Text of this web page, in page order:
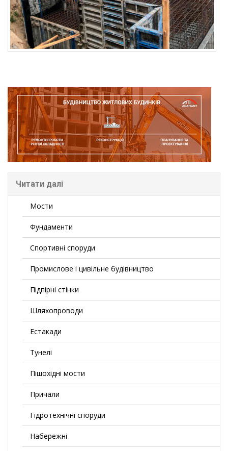
Читати далі
Мости
Фундаменти
Спортивні споруди
Промислове і цивільне будівництво
Підпірні стінки
Шляхопроводи
Естакади
Тунелі
Пішохідні мости
Причали
Гідротехнічні споруди
Набережні